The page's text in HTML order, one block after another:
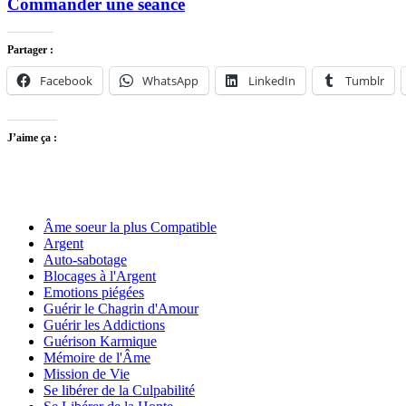
Commander une séance
Partager :
Facebook WhatsApp LinkedIn Tumblr
J’aime ça :
Âme soeur la plus Compatible
Argent
Auto-sabotage
Blocages à l'Argent
Emotions piégées
Guérir le Chagrin d'Amour
Guérir les Addictions
Guérison Karmique
Mémoire de l'Âme
Mission de Vie
Se libérer de la Culpabilité